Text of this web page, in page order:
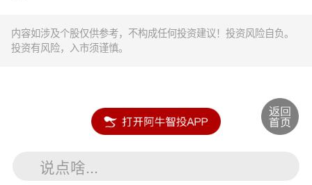
内容如涉及个股仅供参考，不构成任何投资建议！投资风险自负。
投资有风险，入市须谨慎。
说点啥...